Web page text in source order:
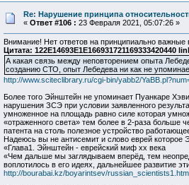
Re: Нарушение принципа
« Ответ #106 : 23 Февраля 2021, 05:07:26 »
Внимание! Нет ответов на принципиально
Цитата: 122E14693E1E166931721169333420440
А какая связь между неповторением опыта
созданию СТО, опыт Лебедева ни как не
http://www.sciteclibrary.ru/cgi-bin/yabb2/
Более того Эйнштейн не упоминает Пуанкаре
нарушения ЗСЭ при условии заявленного
умноженное на площадь равно силе которая
«отраженного света» тем более в 2-раза больше
патента на столь полезное устройство
Надеюсь вы не антисемит и слово еврей
«Глава1. Эйнштейн - еврейский миф xx века
«Чем дальше мы заглядываем вперёд, тем
воплотилось в его идеях, дальнейшее развитие
http://bourabai.kz/boyarintsev/russian_scientists1.htm